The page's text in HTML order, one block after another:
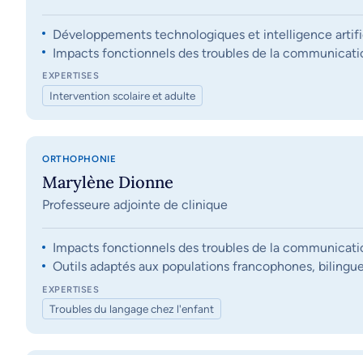
Développements technologiques et intelligence
Impacts fonctionnels des troubles de la
EXPERTISES
Intervention scolaire et adulte
ORTHOPHONIE
Marylène Dionne
Professeure adjointe de clinique
Impacts fonctionnels des troubles de la
Outils adaptés aux populations francophones,
EXPERTISES
Troubles du langage chez l'enfant